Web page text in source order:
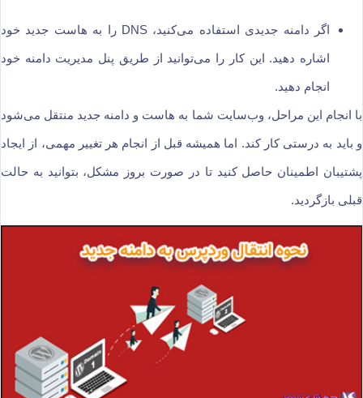
اگر دامنه جدیدی استفاده می‌کنید، DNS را به هاست جدید خود
اشاره دهید. این کار را می‌توانید از طریق پنل مدیریت دامنه خود
انجام دهید.
با انجام این مراحل، وب‌سایت شما به هاست و دامنه جدید منتقل می‌شود
و باید به درستی کار کند. اما همیشه قبل از انجام هر تغییر مهمی، از ایجاد
پشتیبان اطمینان حاصل کنید تا در صورت بروز مشکل، بتوانید به حالت
قبلی بازگردید.